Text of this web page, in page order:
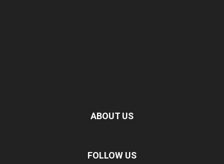
ABOUT US
FOLLOW US